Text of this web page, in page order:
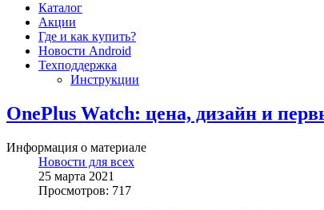
Каталог
Акции
Где и как купить?
Новости Android
Техподдержка
Инструкции
OnePlus Watch: цена, дизайн и
Информация о материале
Новости для всех
25 марта 2021
Просмотров: 717